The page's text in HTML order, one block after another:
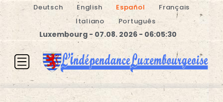
Deutsch English Español
Français
Italiano
Português
Luxembourg - 07.08. 2026 - 06:05:31